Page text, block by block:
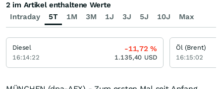
Intraday 5T 1M 3M 1J 3J 5J 10J Max
2 im Artikel enthaltene Werte
Diesel
16:14:22
-11,72%
1.135,40 USD
Öl (Brent)
16:15:02